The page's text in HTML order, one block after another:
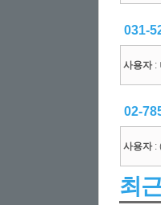
031-
사용자:
02-
사용자:
최